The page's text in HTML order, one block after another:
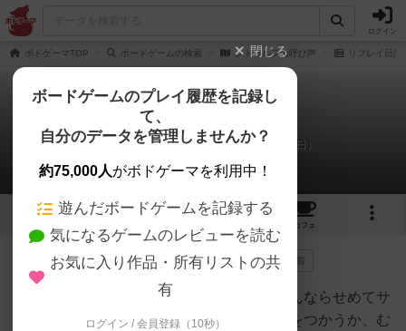
ログイン
ボドゲーマTOP ボードゲームの検索 クトゥルフの呼び声 リプレイ日記
クトゥルフの呼び声
ハクシャクのリプレイ日記（2019年3月13日）
1 5
カフェ
209名が参考 1名がナイス 0 7年以上前
おいおい、クトゥルフでファンタジーやるんならせめてサ
プリメント「クトゥルフ・ダークエイジ」をつかうか、む
閉じる
ボードゲームのプレイ履歴を記録し
て、
自分のデータを管理しませんか？
約75,000人がボドゲーマを利用中！
遊んだボードゲームを記録する
気になるゲームのレビューを読む
お気に入り作品・所有リストの共
有
ログイン / 会員登録（10秒）